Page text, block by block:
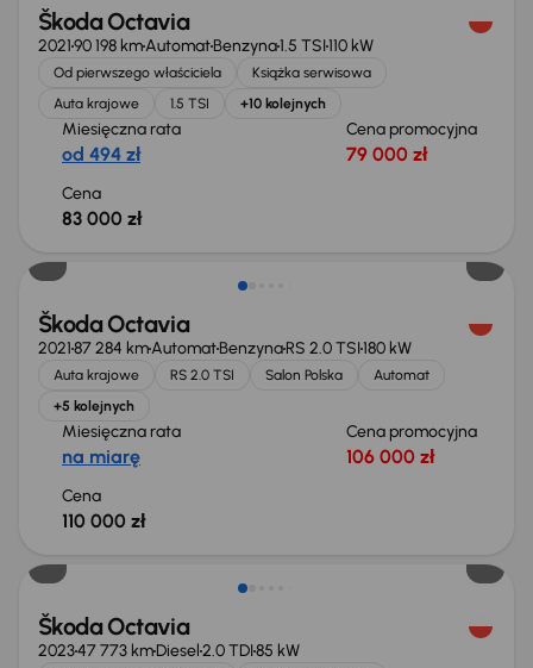
Škoda Octavia
202190 198 kmAutomatBenzyna1.5 TSI110 kW
Od pierwszego właściciela
Książka serwisowa
Auta krajowe
1.5 TSI +10 kolejnych
Miesięczna rata
od 494 zł
Cena promocyjna
79 000 zł
Cena
83 000 zł
Škoda Octavia
202187 284 kmAutomatBenzynaRS 2.0 TSI180 kW
Auta krajowe RS 2.0 TSI Salon Polska
Automat
+5 kolejnych
Miesięczna rata
na miarę
Cena promocyjna
106 000 zł
Cena
110 000 zł
Škoda Octavia
202347 773 kmDiesel2.0 TDI85 kW